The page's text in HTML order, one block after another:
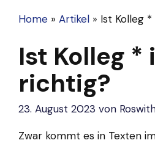
Home » Artikel » Ist Kolleg
Ist Kolleg *
richtig?
23. August 2023 von
Zwar kommt es in Texten